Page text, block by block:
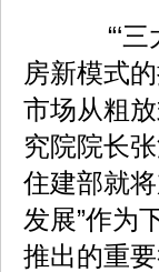
“‘三
房新模式
市场从粗
究院院长
住建部就
发展”作为
推出的重要